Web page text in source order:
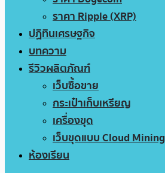
ราคา Ripple (XRP)
ปฏิทินเศรษฐกิจ
บทความ
รีวิวผลิตภัณฑ์
เว็บซื้อขาย
กระเป๋าเก็บเหรียญ
เครื่องขุด
เว็บขุดแบบ Cloud Mining
ห้องเรียน